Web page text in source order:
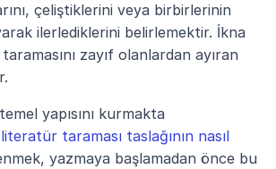
çeliştiklerini veya birbirlerinin
ilerlediklerini belirlemektir. İkna
zayıf olanlardan ayıran
yapısını kurmakta
literatür taraması taslağının nasıl
yazmaya başlamadan önce bu